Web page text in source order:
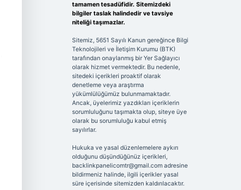
tamamen tesadüfidir. Sitemizdeki
bilgiler taslak halindedir ve tavsiye
niteliği taşımazlar.
Sitemiz, 5651 Sayılı Kanun gereğince Bilgi
Teknolojileri ve İletişim Kurumu (BTK)
tarafından onaylanmış bir Yer Sağlayıcı
olarak hizmet vermektedir. Bu nedenle,
sitedeki içerikleri proaktif olarak
denetleme veya araştırma
yükümlülüğümüz bulunmamaktadır.
Ancak, üyelerimiz yazdıkları içeriklerin
sorumluluğunu taşımakta olup, siteye üye
olarak bu sorumluluğu kabul etmiş
sayılırlar.
Hukuka ve yasal düzenlemelere aykırı
olduğunu düşündüğünüz içerikleri,
backlinkpanelicomtr@gmail.comadresine
bildirmeniz halinde, ilgili içerikler yasal
süre içerisinde sitemizden kaldırılacaktır.